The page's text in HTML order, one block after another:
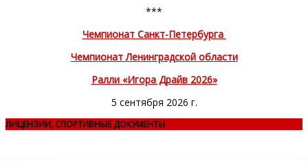
***
Чемпионат Санкт-Петербурга
Чемпионат Ленинградской области
Ралли «Игора Драйв 2026»
5 сентября 2026 г.
ЛИЦЕНЗИИ, СПОРТИВНЫЕ ДОКУМЕНТЫ